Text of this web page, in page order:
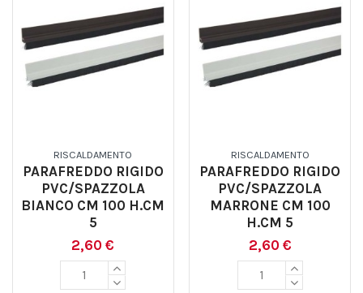
RISCALDAMENTO
PARAFREDDO RIGIDO
PVC/SPAZZOLA
BIANCO CM 100 H.CM
5
2,60 €
RISCALDAMENTO
PARAFREDDO RIGIDO
PVC/SPAZZOLA
MARRONE CM 100
H.CM 5
2,60 €